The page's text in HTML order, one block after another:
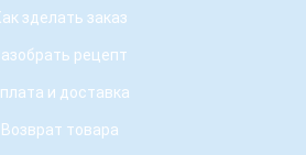
зделать заказ
рецепт
и доставка
Возврат товара